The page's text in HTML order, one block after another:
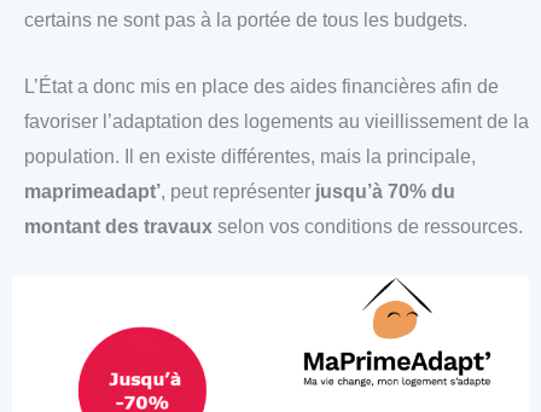
certains ne sont pas à la portée de tous les budgets.
L’État a donc mis en place des aides financières afin de
favoriser l’adaptation des logements au vieillissement de la
population. Il en existe différentes, mais la principale,
maprimeadapt’, peut représenter jusqu’à 70% du
montant des travaux selon vos conditions de ressources.